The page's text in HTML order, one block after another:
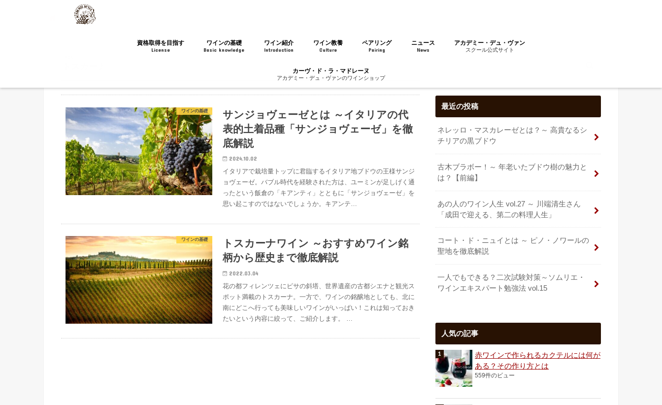
資格取得を目指す
License
ワインの基礎
Basic knowledge
ワイン紹介
Introduction
ワイン教養
Culture
ペアリング
Pairing
ニュース
News
アカデミー・デュ・ヴァン
スクール公式サイト
カーヴ・ド・ラ・マドレーヌ
アカデミー・デュ・ヴァンのワインショップ
HOME タグ : トスカーナ
ワインの基礎
サンジョヴェーゼとは ～イタリアの代
表的土着品種「サンジョヴェーゼ」を徹
底解説
2024.10.02
イタリアで栽培量トップに君臨するイタリア地ブドウの王様サンジ
ョヴェーゼ。バブル時代を経験された方は、ユーミンが足しげく通
ったという飯倉の「キアンティ」とともに「サンジョヴェーゼ」を
思い起こすのではないでしょうか。キアンテ…
ワインの基礎
トスカーナワイン ～おすすめワイン銘
柄から歴史まで徹底解説
2022.03.04
花の都フィレンツェにピサの斜塔、世界遺産の古都シエナと観光ス
ポット満載のトスカーナ。一方で、ワインの銘醸地としても、北に
南にどこへ行っても美味しいワインがいっぱい！これは知っておき
たいという内容に絞って、ご紹介します。 …
最近の投稿
ネレッロ・マスカレーゼとは？～ 高貴なるシ
チリアの黒ブドウ
古木ブラボー！～ 年老いたブドウ樹の魅力と
は？【前編】
あの人のワイン人生 vol.27 ～ 川端清生さん
「成田で迎える、第二の料理人生」
コート・ド・ニュイとは ～ ピノ・ノワールの
聖地を徹底解説
一人でもできる？二次試験対策～ソムリエ・
ワインエキスパート勉強法 vol.15
人気の記事
赤ワインで作られるカクテルには何が
ある？その作り方とは
559件のビュー